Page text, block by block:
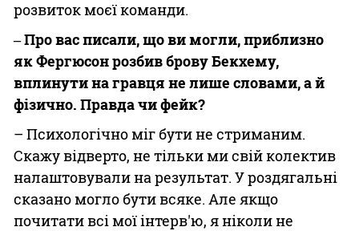
розвиток моєї команди.
‒ Про вас писали, що ви могли, приблизно
як Фергюсон розбив брову Бекхему,
вплинути на гравця не лише словами, а й
фізично. Правда чи фейк?
– Психологічно міг бути не стриманим.
Скажу відверто, не тільки ми свій колектив
налаштовували на результат. У роздягальні
сказано могло бути всяке. Але якщо
почитати всі мої інтерв'ю, я ніколи не